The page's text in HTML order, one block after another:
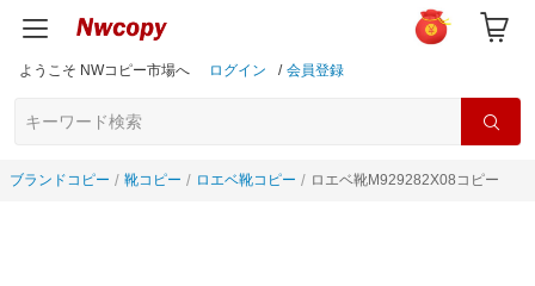
ようこそ NWコピー市場へ ログイン / 会員登録
ブランドコピー 靴コピー ロエベ靴コピー ロエベ靴M929282X08コピー